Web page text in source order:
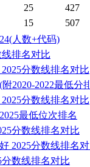
25
427
15
507
人数+代码)
排名对比
分数线排名对比
2020-2022最低分
分数线排名对比
最低位次排名
分数线排名对比
2025分数线排名
数线排名对比